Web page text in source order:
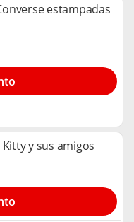
estampadas
y sus amigos